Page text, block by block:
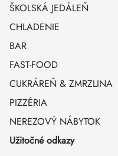
ŠKOLSKÁ JEDÁLEŇ
CHLADENIE
BAR
FAST-FOOD
CUKRÁREŇ & ZMRZLINA
PIZZÉRIA
NEREZOVÝ NÁBYTOK
Užitočné odkazy